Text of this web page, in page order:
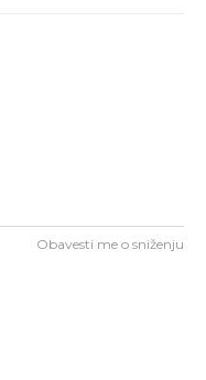
Obavesti me o sniženju